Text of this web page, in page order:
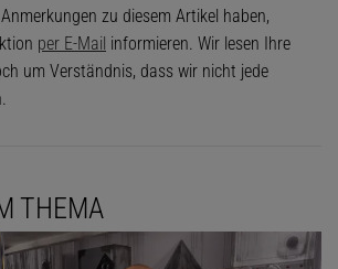
zu diesem Artikel haben,
per E-Mail informieren. Wir lesen Ihre
um Verständnis, dass wir nicht jede
THEMA